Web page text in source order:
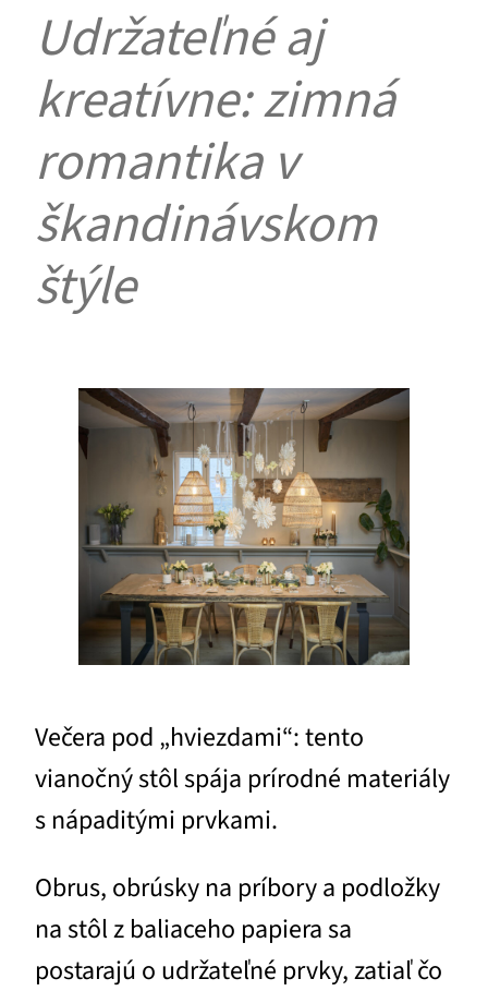
Udržateľné aj
kreatívne: zimná
romantika v
škandinávskom
štýle
Večera pod „hviezdami“: tento
vianočný stôl spája prírodné materiály
s nápaditými prvkami.
Obrus, obrúsky na príbory a podložky
na stôl z baliaceho papiera sa
postarajú o udržateľné prvky, zatiaľ čo